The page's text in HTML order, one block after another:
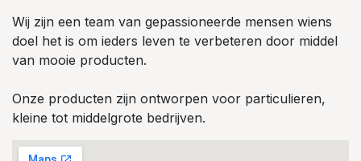
Wij zijn een team van gepassioneerde mensen wiens
doel het is om ieders leven te verbeteren door middel
van mooie producten.
Onze producten zijn ontworpen voor particulieren,
kleine tot middelgrote bedrijven.